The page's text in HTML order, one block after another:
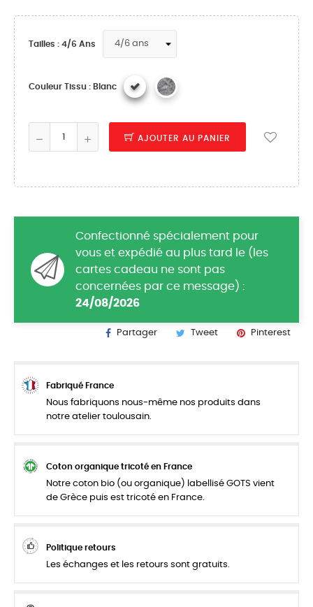
Tailles : 4/6 Ans
Couleur Tissu : Blanc
AJOUTER AU PANIER
Confectionné spécialement pour
vous et expédié au plus tard le (les
cartes cadeau ne sont pas
concernées par ce message) :
24/08/2026
Partager Tweet Pinterest
Fabriqué France
Nous fabriquons nous-même nos produits dans
notre atelier toulousain.
Coton organique tricoté en France
Notre coton bio (ou organique) labellisé GOTS vient
de Grèce puis est tricoté en France.
Politique retours
Les échanges et les retours sont gratuits.